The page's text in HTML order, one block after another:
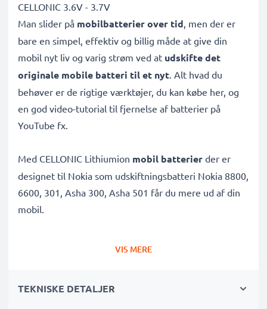
CELLONIC 3.6V - 3.7V
Man slider på mobilbatterier over tid, men der er
bare en simpel, effektiv og billig måde at give din
mobil nyt liv og varig strøm ved at udskifte det
originale mobile batteri til et nyt. Alt hvad du
behøver er de rigtige værktøjer, du kan købe her, og
en god video-tutorial til fjernelse af batterier på
YouTube fx.
Med CELLONIC Lithiumion mobil batterier der er
designet til Nokia som udskiftningsbatteri Nokia 8800,
6600, 301, Asha 300, Asha 501 får du mere ud af din
mobil.
mobil batteri lang levetid
VIS MERE
TEKNISKE DETALJER